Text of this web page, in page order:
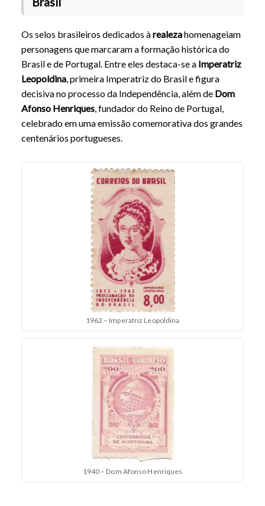
Os selos brasileiros dedicados àrealezahomenageiam
personagens que marcaram a formação histórica do
Brasil e de Portugal. Entre eles destaca-se a Imperatriz
Leopoldina , primeira Imperatriz do Brasil e figura
decisiva no processo da Independência, além de Dom
Afonso Henriques , fundador do Reino de Portugal,
celebrado em uma emissão comemorativa dos grandes
centenários portugueses.
1962 – Imperatriz Leopoldina
1940 – Dom Afonso Henriques